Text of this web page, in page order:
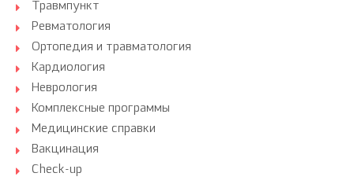
Травмпункт
Ревматология
Ортопедия и травматология
Кардиология
Неврология
Комплексные программы
Медицинские справки
Вакцинация
Check-up